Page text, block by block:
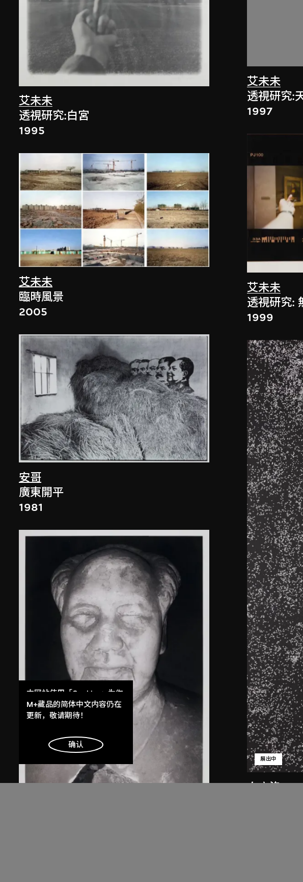
艾未未
透視研究:白宮
1995
艾未未
臨時風景
2005
安哥
廣東開平
1981
艾未未
透視研究:
1997
艾未未
透視研究:
1999
白宜洛
展出中
本网站使用「Cookies」为你
提供最好的网站体验。
了解更多
明白
M+藏品的简体中文内容仍在
更新，敬请期待！
确认